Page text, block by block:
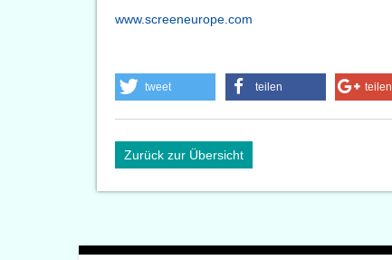
www.screeneurope.com
tweet teilen teilen
Zurück zur Übersicht